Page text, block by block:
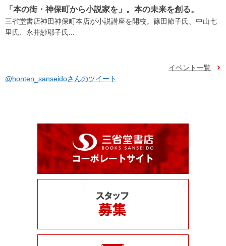
「本の街・神保町から小説家を」。本の未来を創る。
三省堂書店神田神保町本店が小説講座を開校。篠田節子氏、中山七
里氏、永井紗耶子氏...
イベント一覧
@honten_sanseidoさんのツイート